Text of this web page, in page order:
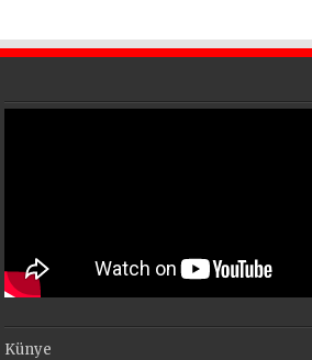
Künye